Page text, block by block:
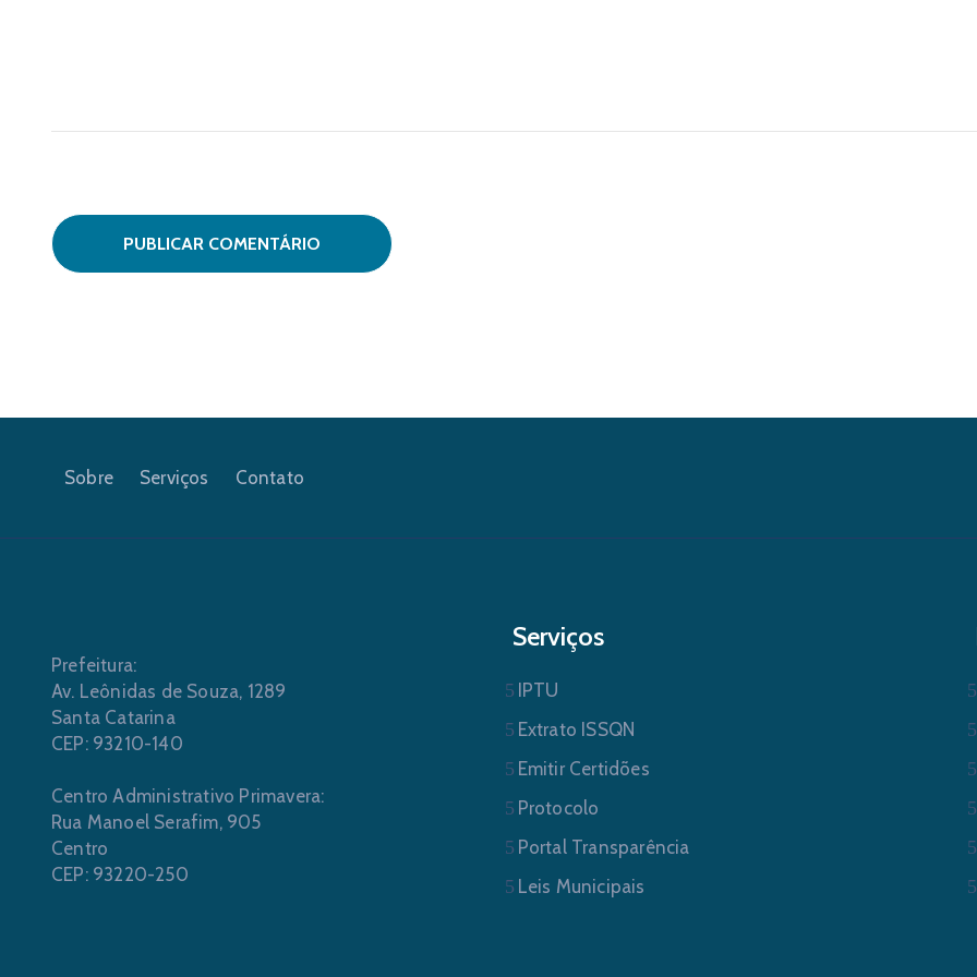
Sobre Serviços Contato
Prefeitura:
Av. Leônidas de Souza, 1289
Santa Catarina
CEP: 93210-140
Centro Administrativo Primavera:
Rua Manoel Serafim, 905
Centro
CEP: 93220-250
Serviços
IPTU
Extrato ISSQN
Emitir Certidões
Protocolo
Portal Transparência
Leis Municipais